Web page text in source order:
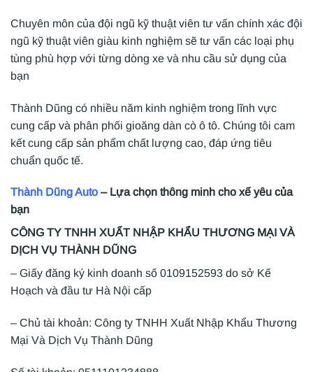
Chuyên môn của đội ngũ kỹ thuật viên tư vấn chính xác đội
ngũ kỹ thuật viên giàu kinh nghiệm sẽ tư vấn các loại phụ
tùng phù hợp với từng dòng xe và nhu cầu sử dụng của
bạn
Thành Dũng có nhiều năm kinh nghiệm trong lĩnh vực
cung cấp và phân phối gioăng dàn cò ô tô. Chúng tôi cam
kết cung cấp sản phẩm chất lượng cao, đáp ứng tiêu
chuẩn quốc tế.
Thành Dũng Auto – Lựa chọn thông minh cho xế yêu của
bạn
CÔNG TY TNHH XUẤT NHẬP KHẨU THƯƠNG MẠI VÀ
DỊCH VỤ THÀNH DŨNG
– Giấy đăng ký kinh doanh số 0109152593 do sở Kế
Hoạch và đầu tư Hà Nội cấp
– Chủ tài khoản: Công ty TNHH Xuất Nhập Khẩu Thương
Mại Và Dịch Vụ Thành Dũng